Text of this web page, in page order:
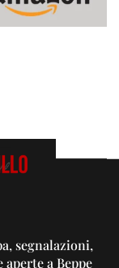
segnalazioni,
a Beppe